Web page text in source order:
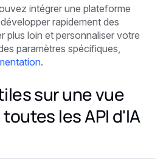
intégrer une plateforme
rapidement des
plus loin et personnaliser votre
paramètres spécifiques,
.
sur une vue
les API d'IA